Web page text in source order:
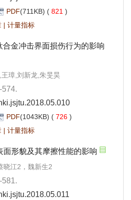
PDF(711KB) ( 821 )
| 计量指标
金冲击界面损伤行为的影响
璋,刘新龙,朱旻昊
PDF(1043KB) ( 726 )
| 计量指标
面形貌及其摩擦性能的影响
晓江2，魏新生2